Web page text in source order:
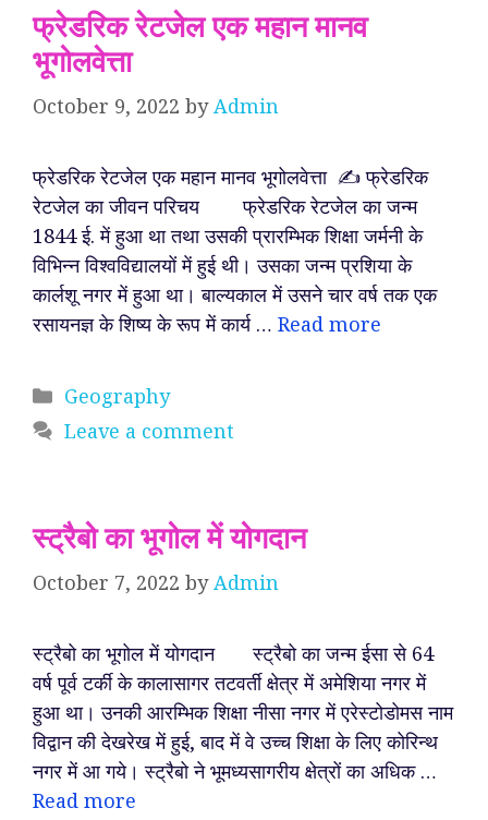
फ्रेडरिक रेटजेल एक महान मानव
भूगोलवेत्ता
October 9, 2022 byAdmin
फ्रेडरिक रेटजेल एक महान मानव भूगोलवेत्ता ✍️ फ्रेडरिक
रेटजेल का जीवन परिचय फ्रेडरिक रेटजेल का जन्म
1844 ई. में हुआ था तथा उसकी प्रारम्भिक शिक्षा जर्मनी के
विभिन्न विश्वविद्यालयों में हुई थी। उसका जन्म प्रशिया के
कार्लशू नगर में हुआ था। बाल्यकाल में उसने चार वर्ष तक एक
रसायनज्ञ के शिष्य के रूप में कार्य … Read more
Categories
Geography
Leave a comment
स्ट्रैबो का भूगोल में योगदान
October 7, 2022 byAdmin
स्ट्रैबो का भूगोल में योगदान स्ट्रैबो का जन्म ईसा से 64
वर्ष पूर्व टर्की के कालासागर तटवर्ती क्षेत्र में अमेशिया नगर में
हुआ था। उनकी आरम्भिक शिक्षा नीसा नगर में एरेस्टोडोमस नाम
विद्वान की देखरेख में हुई, बाद में वे उच्च शिक्षा के लिए कोरिन्थ
नगर में आ गये। स्ट्रैबो ने भूमध्यसागरीय क्षेत्रों का अधिक …
Read more